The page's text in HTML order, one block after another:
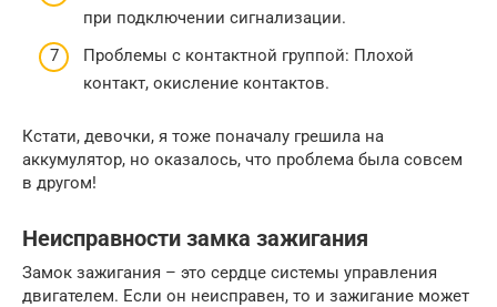
при подключении сигнализации.
Проблемы с контактной группой: Плохой
контакт, окисление контактов.
Кстати, девочки, я тоже поначалу грешила на
аккумулятор, но оказалось, что проблема была совсем
в другом!
Неисправности замка зажигания
Замок зажигания – это сердце системы управления
двигателем. Если он неисправен, то и зажигание может